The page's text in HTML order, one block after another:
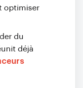
optimiser
du
déjà